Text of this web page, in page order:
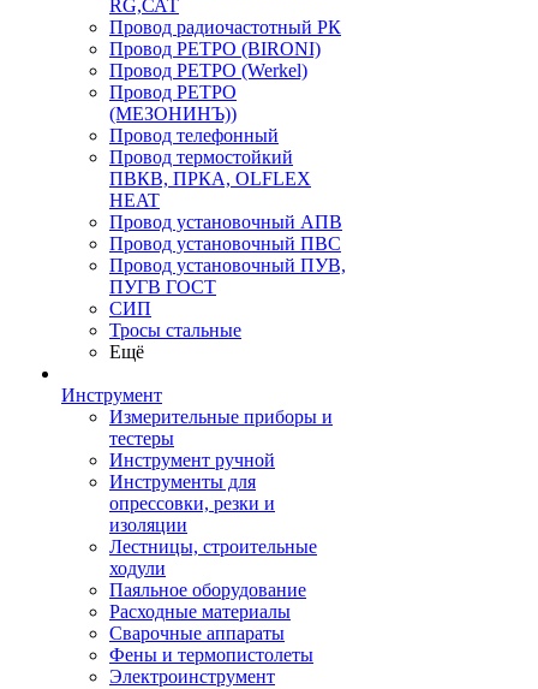
RG,САТ
Провод радиочастотный РК
Провод РЕТРО (BIRONI)
Провод РЕТРО (Werkel)
Провод РЕТРО
(МЕЗОНИНЪ))
Провод телефонный
Провод термостойкий
ПВКВ, ПРКА, OLFLEX
HEAT
Провод установочный АПВ
Провод установочный ПВС
Провод установочный ПУВ,
ПУГВ ГОСТ
СИП
Тросы стальные
Ещё
Инструмент
Измерительные приборы и
тестеры
Инструмент ручной
Инструменты для
опрессовки, резки и
изоляции
Лестницы, строительные
ходули
Паяльное оборудование
Расходные материалы
Сварочные аппараты
Фены и термопистолеты
Электроинструмент